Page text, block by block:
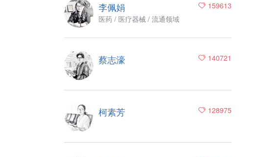
159613
李佩娟
医药 / 医疗器械 / 流通领域
140721
蔡志濠
128975
柯素芳